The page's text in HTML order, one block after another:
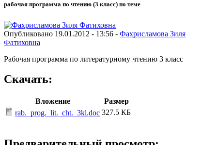
рабочая программа по чтению (3 класс) по теме
Опубликовано 19.01.2012 - 13:56 - Фахрисламова Зиля
Фатиховна
Рабочая программа по литературному чтению 3 класс
Скачать:
Вложение
Размер
rab._prog._lit._cht._3kl.doc 327.5 КБ